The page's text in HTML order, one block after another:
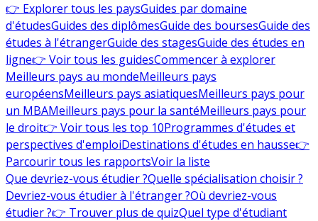
👉 Explorer tous les paysGuides par domaine
d'étudesGuides des diplômesGuide des boursesGuide des
études à l'étrangerGuide des stagesGuide des études en
ligne👉 Voir tous les guidesCommencer à explorer
Meilleurs pays au mondeMeilleurs pays
européensMeilleurs pays asiatiquesMeilleurs pays pour
un MBAMeilleurs pays pour la santéMeilleurs pays pour
le droit👉 Voir tous les top 10Programmes d'études et
perspectives d'emploiDestinations d'études en hausse👉
Parcourir tous les rapportsVoir la liste
Que devriez-vous étudier ?Quelle spécialisation choisir ?
Devriez-vous étudier à l'étranger ?Où devriez-vous
étudier ?👉 Trouver plus de quizQuel type d'étudiant